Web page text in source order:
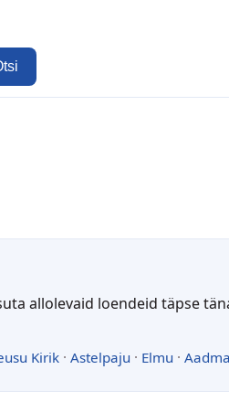
allolevaid loendeid täpse
Kirik · Astelpaju · Elmu ·